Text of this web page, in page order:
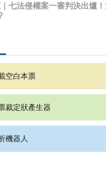
七法侵權案一審判決出爐
空白本票
裁定狀產生器
機器人